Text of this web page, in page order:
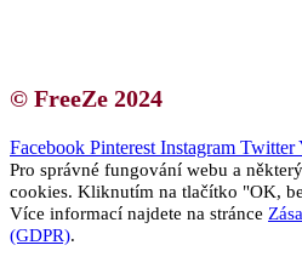
© FreeZe 2024
Facebook Pinterest Instagram Twitter
Pro správné fungování webu a
cookies. Kliknutím na tlačítko "OK,
Více informací najdete na stránce
(GDPR).